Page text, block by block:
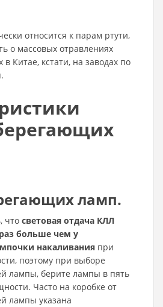
относится к парам ртути,
о массовых отравлениях
в Китае, кстати, на заводах по
ламп.
что световая отдача КЛЛ
больше чем у
накаливания при
поэтому при выборе
лампы, берите лампы в пять
Часто на коробке от
лампы указана